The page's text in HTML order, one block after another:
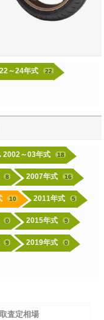
～24年式 22
2002～03年式 18
8 2007年式 16
10 2011年式 5
0 2015年式 9
9 2019年式 0
査定相場